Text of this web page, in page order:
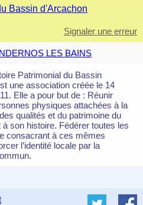
Bassin d'Arcachon
Signaler une erreur
LES BAINS
Patrimonial du Bassin
une association créée le 14
Elle a pour but de : Réunir
physiques attachées à la
qualités et du patrimoine du
son histoire. Fédérer toutes les
consacrant à ces mêmes
l’identité locale par la